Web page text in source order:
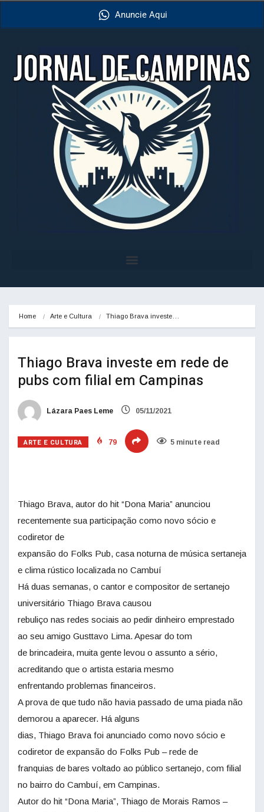
Anuncie Aqui
Home Arte e Cultura Thiago Brava investe…
Thiago Brava investe em rede de
pubs com filial em Campinas
Lázara Paes Leme 05/11/2021
ARTE E CULTURA 79 5 minute read
Thiago Brava, autor do hit “Dona Maria” anunciou
recentemente sua participação como novo sócio e
codiretor de
expansão do Folks Pub, casa noturna de música sertaneja
e clima rústico localizada no Cambuí
Há duas semanas, o cantor e compositor de sertanejo
universitário Thiago Brava causou
rebuliço nas redes sociais ao pedir dinheiro emprestado
ao seu amigo Gusttavo Lima. Apesar do tom
de brincadeira, muita gente levou o assunto a sério,
acreditando que o artista estaria mesmo
enfrentando problemas financeiros.
A prova de que tudo não havia passado de uma piada não
demorou a aparecer. Há alguns
dias, Thiago Brava foi anunciado como novo sócio e
codiretor de expansão do Folks Pub – rede de
franquias de bares voltado ao público sertanejo, com filial
no bairro do Cambuí, em Campinas.
Autor do hit “Dona Maria”, Thiago de Morais Ramos –